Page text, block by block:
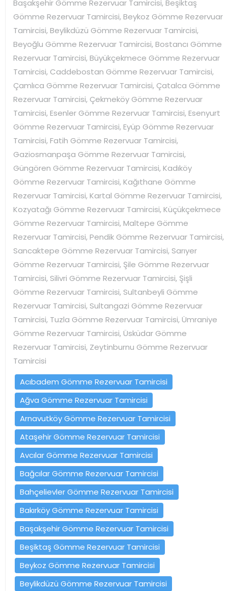
Başakşehir Gömme Rezervuar Tamircisi, Beşiktaş
Gömme Rezervuar Tamircisi, Beykoz Gömme Rezervuar
Tamircisi, Beylikdüzü Gömme Rezervuar Tamircisi,
Beyoğlu Gömme Rezervuar Tamircisi, Bostancı Gömme
Rezervuar Tamircisi, Büyükçekmece Gömme Rezervuar
Tamircisi, Caddebostan Gömme Rezervuar Tamircisi,
Çamlıca Gömme Rezervuar Tamircisi, Çatalca Gömme
Rezervuar Tamircisi, Çekmeköy Gömme Rezervuar
Tamircisi, Esenler Gömme Rezervuar Tamircisi, Esenyurt
Gömme Rezervuar Tamircisi, Eyüp Gömme Rezervuar
Tamircisi, Fatih Gömme Rezervuar Tamircisi,
Gaziosmanpaşa Gömme Rezervuar Tamircisi,
Güngören Gömme Rezervuar Tamircisi, Kadıköy
Gömme Rezervuar Tamircisi, Kağıthane Gömme
Rezervuar Tamircisi, Kartal Gömme Rezervuar Tamircisi,
Kozyatağı Gömme Rezervuar Tamircisi, Küçükçekmece
Gömme Rezervuar Tamircisi, Maltepe Gömme
Rezervuar Tamircisi, Pendik Gömme Rezervuar Tamircisi,
Sancaktepe Gömme Rezervuar Tamircisi, Sarıyer
Gömme Rezervuar Tamircisi, Şile Gömme Rezervuar
Tamircisi, Silivri Gömme Rezervuar Tamircisi, Şişli
Gömme Rezervuar Tamircisi, Sultanbeyli Gömme
Rezervuar Tamircisi, Sultangazi Gömme Rezervuar
Tamircisi, Tuzla Gömme Rezervuar Tamircisi, Ümraniye
Gömme Rezervuar Tamircisi, Üsküdar Gömme
Rezervuar Tamircisi, Zeytinburnu Gömme Rezervuar
Tamircisi
Acıbadem Gömme Rezervuar Tamircisi
Ağva Gömme Rezervuar Tamircisi
Arnavutköy Gömme Rezervuar Tamircisi
Ataşehir Gömme Rezervuar Tamircisi
Avcılar Gömme Rezervuar Tamircisi
Bağcılar Gömme Rezervuar Tamircisi
Bahçelievler Gömme Rezervuar Tamircisi
Bakırköy Gömme Rezervuar Tamircisi
Başakşehir Gömme Rezervuar Tamircisi
Beşiktaş Gömme Rezervuar Tamircisi
Beykoz Gömme Rezervuar Tamircisi
Beylikdüzü Gömme Rezervuar Tamircisi